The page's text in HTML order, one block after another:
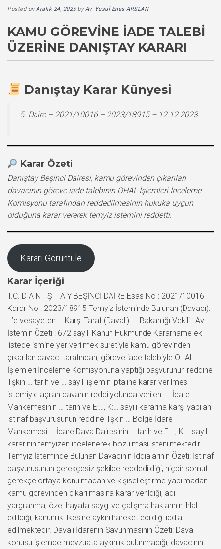
Posted on Aralık 24, 2025byAv. Yusuf Enes ARSLAN
KAMU GÖREVINE İADE TALEBI
ÜZERINE DANIŞTAY KARARI
Danıştay Karar Künyesi
5. Daire – 2021/10016 – 2023/18915 – 12.12.2023
Karar Özeti
Danıştay Beşinci Dairesi, kamu görevinden çıkarılan
davacının göreve iade talebinin OHAL İşlemleri İnceleme
Komisyonu tarafından reddedilmesinin hukuka uygun
olduğuna karar vererek temyiz istemini reddetti.
Kararı Görüntüle
Karar İçeriği
T.C. D A N I Ş T A Y BEŞİNCİ DAİRE Esas No : 2021/10016
Karar No : 2023/18915 Temyiz İsteminde Bulunan (Davacı):
…’e vesayeten … Karşı Taraf (Davalı) :… Bakanlığı Vekili : Av. …
İstemin Özeti : 672 sayılı Kanun Hükmünde Kararname eki
listede ismine yer verilmek suretiyle kamu görevinden
çıkarılan davacı tarafından, göreve iade talebiyle OHAL
İşlemleri İnceleme Komisyonuna yaptığı başvurunun reddine
ilişkin … tarih ve … sayılı işlemin iptaline karar verilmesi
istemiyle açılan davanın reddi yolunda verilen …. İdare
Mahkemesinin … tarih ve E:…, K:… sayılı kararına karşı yapılan
istinaf başvurusunun reddine ilişkin … Bölge İdare
Mahkemesi … İdare Dava Dairesinin … tarih ve E:…, K:… sayılı
kararının temyizen incelenerek bozulması istenilmektedir.
Temyiz İsteminde Bulunan Davacının İddialarının Özeti: İstinaf
başvurusunun gerekçesiz şekilde reddedildiği, hiçbir somut
gerekçe ortaya konulmadan ve kişiselleştirme yapılmadan
kamu görevinden çıkarılmasına karar verildiği, adil
yargılanma, özel hayata saygı ve çalışma haklarının ihlal
edildiği, kanunilik ilkesine aykırı hareket edildiği iddia
edilmektedir. Davalı İdarenin Savunmasının Özeti: Dava
konusu işlemde mevzuata aykırılık bulunmadığı, davacının